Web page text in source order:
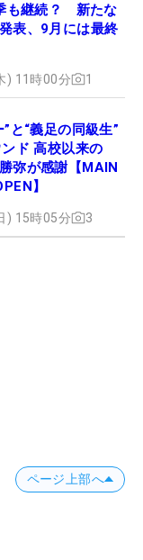
も継続？ 新たな
表、9月には最終
) 11時00分 1
と“義足の同級生”
ド 高校以来の
弥が感謝【MAIN
】
) 15時05分 3
ページ上部へ